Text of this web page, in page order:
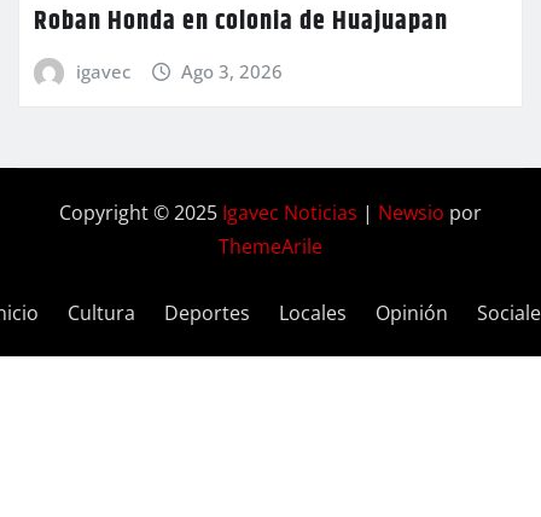
Roban Honda en colonia de Huajuapan
igavec Ago 3, 2026
Copyright © 2025 Igavec Noticias | Newsio por
ThemeArile
Cultura Deportes Locales Opinión